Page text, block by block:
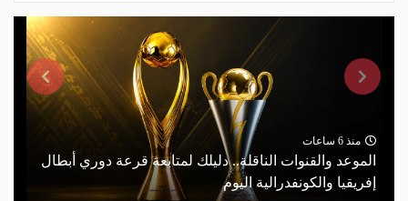
منذ 6 ساعات
الموعد والقنوات الناقلة.. دليلك لمتابعة قرعة دوري أبطال
إفريقيا والكونفدرالية اليوم